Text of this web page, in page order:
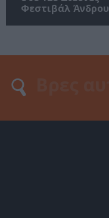
Φεστιβάλ Άνδρου